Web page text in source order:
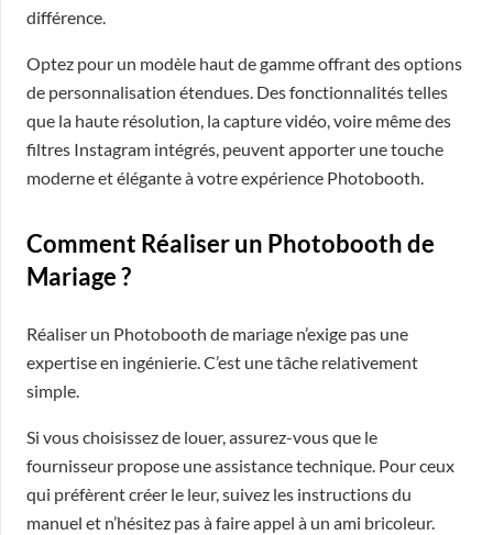
différence.
Optez pour un modèle haut de gamme offrant des options
de personnalisation étendues. Des fonctionnalités telles
que la haute résolution, la capture vidéo, voire même des
filtres Instagram intégrés, peuvent apporter une touche
moderne et élégante à votre expérience Photobooth.
Comment Réaliser un Photobooth de
Mariage ?
Réaliser un Photobooth de mariage n’exige pas une
expertise en ingénierie. C’est une tâche relativement
simple.
Si vous choisissez de louer, assurez-vous que le
fournisseur propose une assistance technique. Pour ceux
qui préfèrent créer le leur, suivez les instructions du
manuel et n’hésitez pas à faire appel à un ami bricoleur.